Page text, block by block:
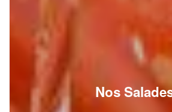
Nos